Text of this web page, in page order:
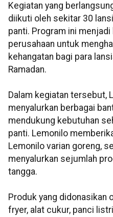
Kegiatan yang
diikuti oleh sekitar 30
panti. Program ini
perusahaan untuk
kehangatan bagi para
Ramadan.
Dalam kegiatan tersebut,
menyalurkan berbagai
mendukung kebutuhan
panti. Lemonilo
Lemonilo varian goreng,
menyalurkan sejumlah
tangga.
Produk yang didonasikan
fryer, alat cukur, panci